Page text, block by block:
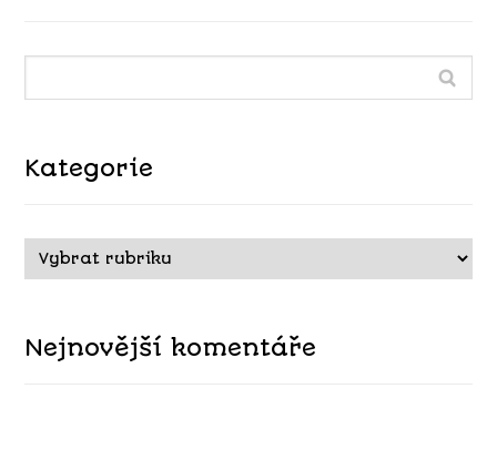
Kategorie
Nejnovější komentáře